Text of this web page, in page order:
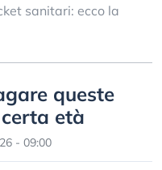
sanitari: ecco la
queste
età
- 09:00